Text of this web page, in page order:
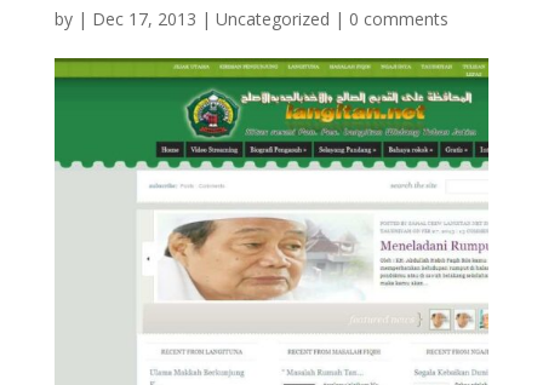
by | Dec 17, 2013 | Uncategorized | 0 comments